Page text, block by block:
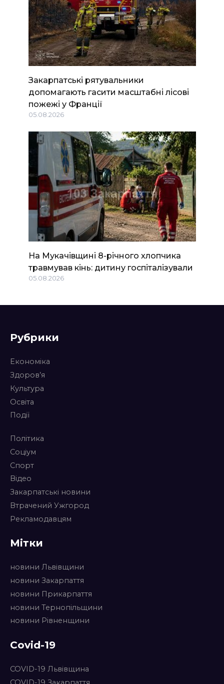
Закарпатські рятувальники
допомагають гасити масштабні лісові
пожежі у Франції
05.08.2026
На Мукачівщині 8-річного хлопчика
травмував кінь: дитину госпіталізували
05.08.2026
Рубрики
Економіка
Здоров’я
Культура
Освіта
Події
Політика
Соціум
Спорт
Відео
Закарпатські новини
Втрачений Ужгород
Рекламодавцям
Мітки
новини Львівщини
новини Закарпаття
новини Прикарпаття
новини Тернопільщини
новини Рівненщини
Covid-19
COVID-19 Львівщина